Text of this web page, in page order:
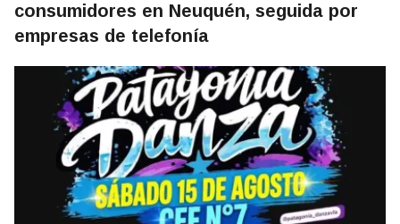
consumidores en Neuquén, seguida por
empresas de telefonía